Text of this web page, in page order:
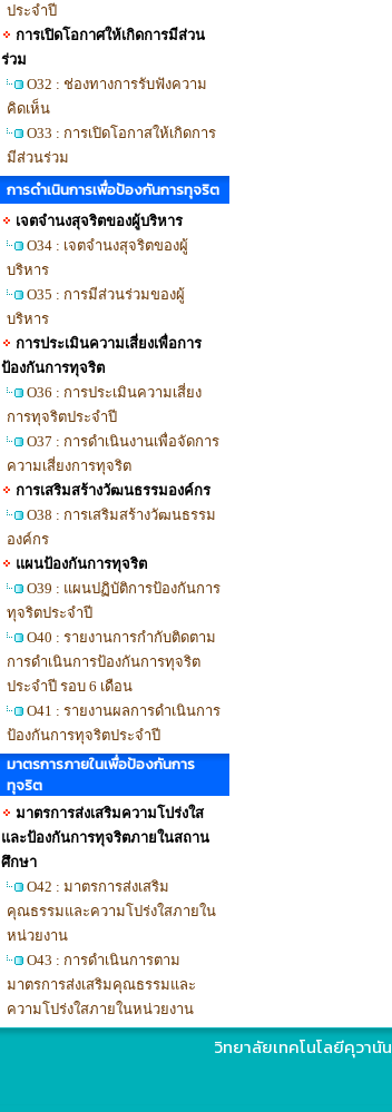
ประจำปี
การเปิดโอกาศให้เกิดการมีส่วน
ร่วม
O32 : ช่องทางการรับฟังความ
คิดเห็น
O33 : การเปิดโอกาสให้เกิดการ
มีส่วนร่วม
การดำเนินการเพื่อป้องกันการทุจริต
เจตจำนงสุจริตของผู้บริหาร
O34 : เจตจำนงสุจริตของผู้
บริหาร
O35 : การมีส่วนร่วมของผู้
บริหาร
การประเมินความเสี่ยงเพื่อการ
ป้องกันการทุจริต
O36 : การประเมินความเสี่ยง
การทุจริตประจำปี
O37 : การดำเนินงานเพื่อจัดการ
ความเสี่ยงการทุจริต
การเสริมสร้างวัฒนธรรมองค์กร
O38 : การเสริมสร้างวัฒนธรรม
องค์กร
แผนป้องกันการทุจริต
O39 : แผนปฏิบัติการป้องกันการ
ทุจริตประจำปี
O40 : รายงานการกำกับติดตาม
การดำเนินการป้องกันการทุจริต
ประจำปี รอบ 6 เดือน
O41 : รายงานผลการดำเนินการ
ป้องกันการทุจริตประจำปี
มาตรการภายในเพื่อป้องกันการ
ทุจริต
มาตรการส่งเสริมความโปร่งใส
และป้องกันการทุจริตภายในสถาน
ศึกษา
O42 : มาตรการส่งเสริม
คุณธรรมและความโปร่งใสภายใน
หน่วยงาน
O43 : การดำเนินการตาม
มาตรการส่งเสริมคุณธรรมและ
ความโปร่งใสภายในหน่วยงาน
วิทยาลัยเทคโนโลยีคุวา